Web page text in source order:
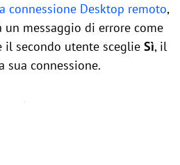
connessione Desktop remoto,
messaggio di errore come
il secondo utente sceglie Sì, il
sua connessione.